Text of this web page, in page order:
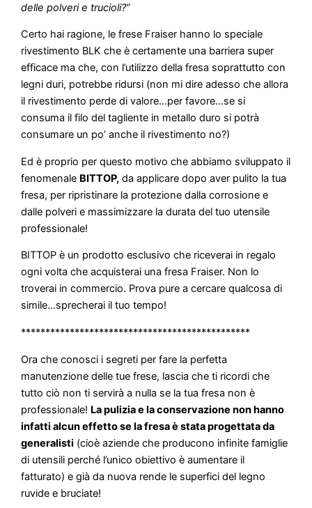
delle polveri e trucioli?”
Certo hai ragione, le frese Fraiser hanno lo speciale
rivestimento BLK che è certamente una barriera super
efficace ma che, con l’utilizzo della fresa soprattutto con
legni duri, potrebbe ridursi (non mi dire adesso che allora
il rivestimento perde di valore…per favore…se si
consuma il filo del tagliente in metallo duro si potrà
consumare un po’ anche il rivestimento no?)
Ed è proprio per questo motivo che abbiamo sviluppato il
fenomenale BITTOP, da applicare dopo aver pulito la tua
fresa, per ripristinare la protezione dalla corrosione e
dalle polveri e massimizzare la durata del tuo utensile
professionale!
BITTOP è un prodotto esclusivo che riceverai in regalo
ogni volta che acquisterai una fresa Fraiser. Non lo
troverai in commercio. Prova pure a cercare qualcosa di
simile…sprecherai il tuo tempo!
***********************************************
Ora che conosci i segreti per fare la perfetta
manutenzione delle tue frese, lascia che ti ricordi che
tutto ciò non ti servirà a nulla se la tua fresa non è
professionale! La pulizia e la conservazione non hanno
infatti alcun effetto se la fresa è stata progettata da
generalisti (cioè aziende che producono infinite famiglie
di utensili perché l’unico obiettivo è aumentare il
fatturato) e già da nuova rende le superfici del legno
ruvide e bruciate!